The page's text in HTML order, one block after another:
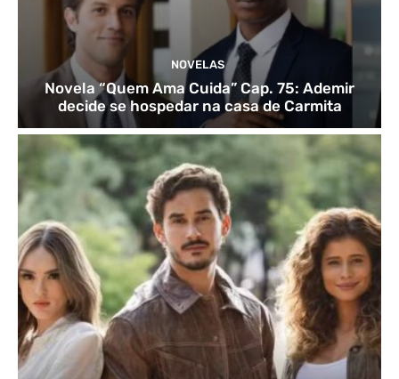
NOVELAS
Novela “Quem Ama Cuida” Cap. 75: Ademir
decide se hospedar na casa de Carmita